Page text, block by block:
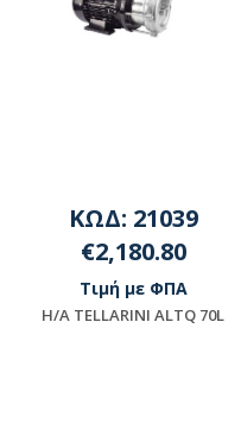
ΚΩΔ: 21039
€2,180.80
Τιμή με ΦΠΑ
Η/Α TELLARINI ALTQ 70L